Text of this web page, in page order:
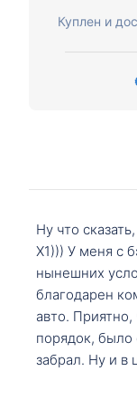
Куплен и
Ну что
X1))) У меня с
нынешних
благодарен
авто.
порядок, было
забрал. Ну и в